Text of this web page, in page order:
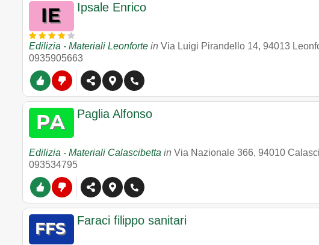
Ipsale Enrico
Edilizia - Materiali Leonforte in Via Luigi Pirandello 14, 94013
0935905663
Paglia Alfonso
Edilizia - Materiali Calascibetta in Via Nazionale 366, 94010
093534795
Faraci filippo sanitari